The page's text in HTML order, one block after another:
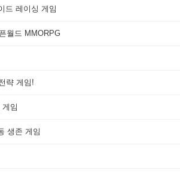
드 레이싱 게임
월드 MMORPG
략 게임!
임
생존 게임